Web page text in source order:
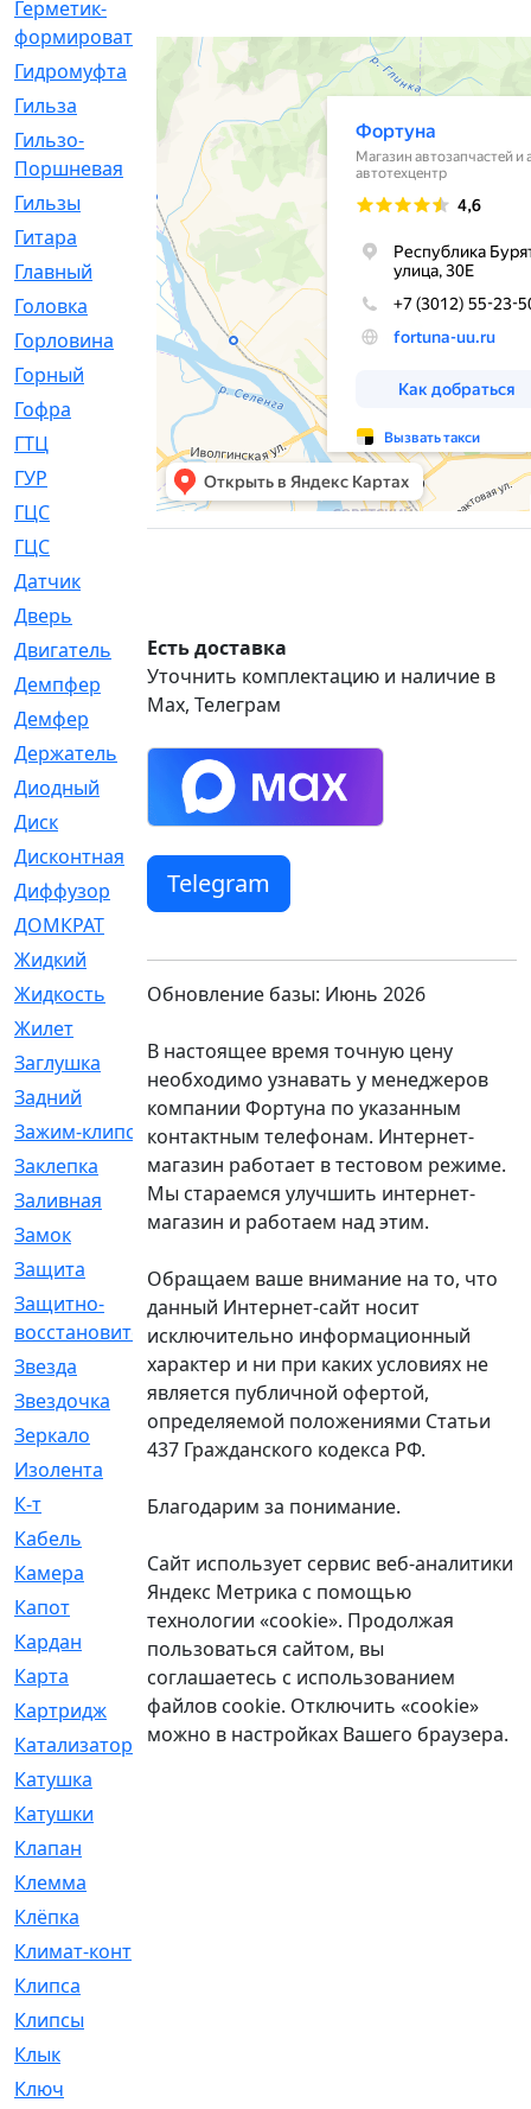
Герметик-
формирователь
Гидромуфта
[47]
Гильза
Гильзо-
Поршневая
[13]
Гильзы
[259]
Гитара
[7]
Главный
[29]
Головка
[28]
Горловина
[14]
Горный
[1]
Гофра
[86]
ГТЦ
[96]
ГУР
[34]
ГЦC
[6]
ГЦС
Датчик
Дверь
Двигатель
[64]
Демпфер
[2]
Демфер
[1]
Держатель
[5]
Диодный
[3]
Диск
[418]
Дисконтная
[1]
Диффузор
[1]
ДОМКРАТ
Жидкий
[5]
Жидкость
[80]
Жилет
Заглушка
[21]
Задний
[528]
Зажим-клипса
[1]
Заклепка
[1]
Заливная
[4]
Замок
[12]
Защита
[79]
Защитно-
восстановительный
[4]
Звезда
[1]
Звездочка
[5]
Зеркало
[369]
Изолента
К-т
[13]
Кабель
Камера
[4]
Капот
[144]
Кардан
[131]
Карта
[2]
Картридж
[250]
Катализатор
[1]
Катушка
Катушки
Клапан
Клемма
Клёпка
Климат-контроль
Клипса
Клипсы
Клык
Ключ
Есть доставка
Уточнить комплектацию и наличие в
Max, Телеграм
Telegram
Обновление базы: Июнь 2026
В настоящее время точную цену
необходимо узнавать у менеджеров
компании Фортуна по указанным
контактным телефонам. Интернет-
магазин работает в тестовом режиме.
Мы стараемся улучшить интернет-
магазин и работаем над этим.
Обращаем ваше внимание на то, что
данный Интернет-сайт носит
исключительно информационный
характер и ни при каких условиях не
является публичной офертой,
определяемой положениями Статьи
437 Гражданского кодекса РФ.
Благодарим за понимание.
Сайт использует сервис веб-аналитики
Яндекс Метрика с помощью
технологии «cookie». Продолжая
пользоваться сайтом, вы
соглашаетесь с использованием
файлов cookie. Отключить «cookie»
можно в настройках Вашего браузера.